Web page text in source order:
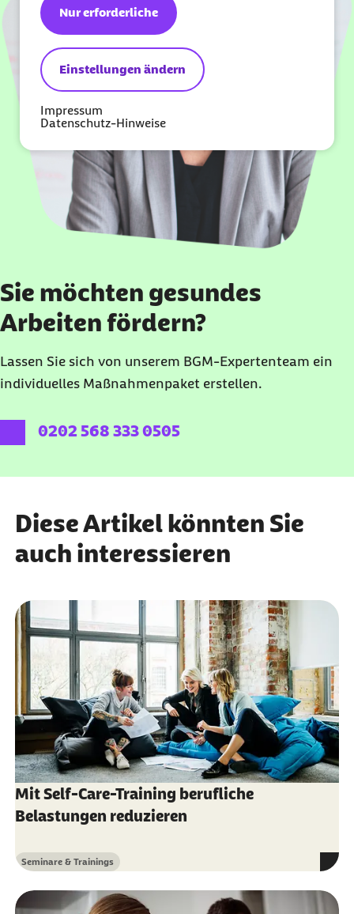
Einstellungen ändern
Nur erforderliche
Impressum
Datenschutz-Hinweise
Sie möchten gesundes
Arbeiten fördern?
Lassen Sie sich von unserem BGM-Expertenteam ein
individuelles Maßnahmenpaket erstellen.
externer Link:
0202 568 333 0505
Diese Artikel könnten Sie
auch interessieren
Mit Self-Care-Training berufliche
Belastungen reduzieren
Kategorie
Seminare & Trainings